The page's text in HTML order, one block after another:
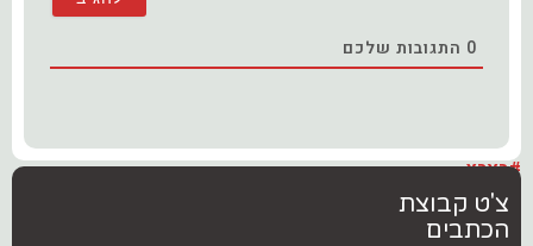
0 התגובות שלכם
#בארץ
צ'ט קבוצת
הכתבים